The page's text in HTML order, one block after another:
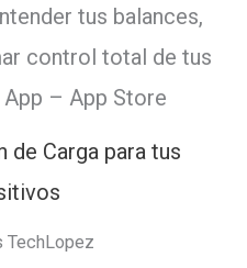
claro
tus balances,
control total de tus
– App Store
de Carga para tus
TechLopez